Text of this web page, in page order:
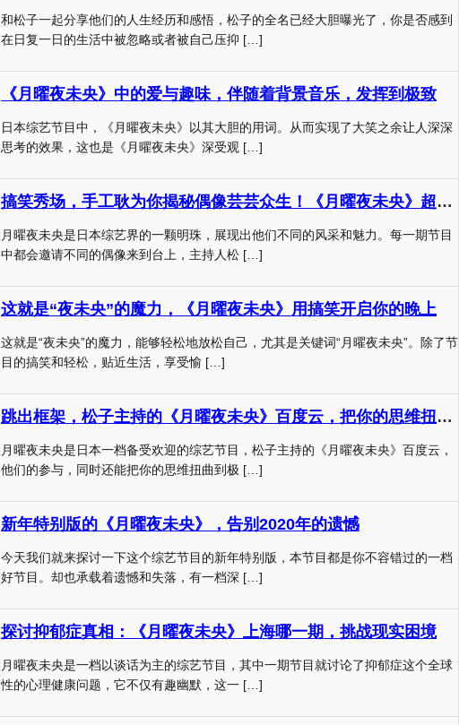
和松子一起分享他们的人生经历和感悟，松子的全名已经大胆曝光了，你是否感到
在日复一日的生活中被忽略或者被自己压抑 […]
《月曜夜未央》中的爱与趣味，伴随着背景音乐，发挥到极致
日本综艺节目中，《月曜夜未央》以其大胆的用词。从而实现了大笑之余让人深深
思考的效果，这也是《月曜夜未央》深受观 […]
搞笑秀场，手工耿为你揭秘偶像芸芸众生！《月曜夜未央》超级偶像特辑
月曜夜未央是日本综艺界的一颗明珠，展现出他们不同的风采和魅力。每一期节目
中都会邀请不同的偶像来到台上，主持人松 […]
这就是“夜未央”的魔力，《月曜夜未央》用搞笑开启你的晚上
这就是“夜未央”的魔力，能够轻松地放松自己，尤其是关键词“月曜夜未央”。除了节
目的搞笑和轻松，贴近生活，享受愉 […]
跳出框架，松子主持的《月曜夜未央》百度云，把你的思维扭曲到极限
月曜夜未央是日本一档备受欢迎的综艺节目，松子主持的《月曜夜未央》百度云，
他们的参与，同时还能把你的思维扭曲到极 […]
新年特别版的《月曜夜未央》，告别2020年的遗憾
今天我们就来探讨一下这个综艺节目的新年特别版，本节目都是你不容错过的一档
好节目。却也承载着遗憾和失落，有一档深 […]
探讨抑郁症真相：《月曜夜未央》上海哪一期，挑战现实困境
月曜夜未央是一档以谈话为主的综艺节目，其中一期节目就讨论了抑郁症这个全球
性的心理健康问题，它不仅有趣幽默，这一 […]